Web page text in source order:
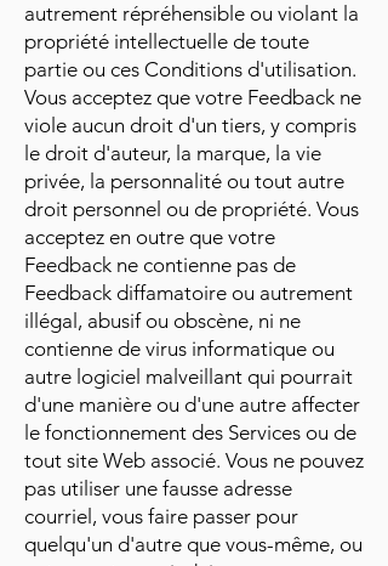
autrement répréhensible ou violant la
propriété intellectuelle de toute
partie ou ces Conditions d'utilisation.
Vous acceptez que votre Feedback ne
viole aucun droit d'un tiers, y compris
le droit d'auteur, la marque, la vie
privée, la personnalité ou tout autre
droit personnel ou de propriété. Vous
acceptez en outre que votre
Feedback ne contienne pas de
Feedback diffamatoire ou autrement
illégal, abusif ou obscène, ni ne
contienne de virus informatique ou
autre logiciel malveillant qui pourrait
d'une manière ou d'une autre affecter
le fonctionnement des Services ou de
tout site Web associé. Vous ne pouvez
pas utiliser une fausse adresse
courriel, vous faire passer pour
quelqu'un d'autre que vous-même, ou